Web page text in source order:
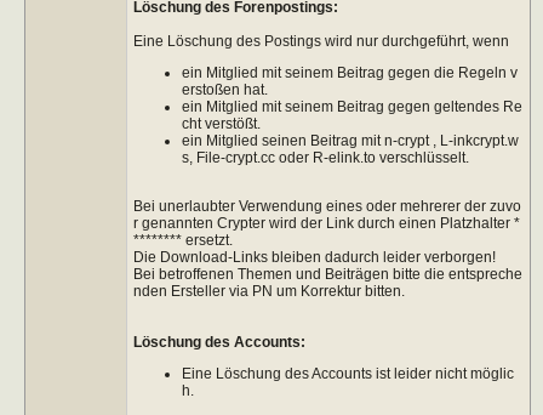
Löschung des Forenpostings:
Eine Löschung des Postings wird nur durchgeführt, wenn
ein Mitglied mit seinem Beitrag gegen die Regeln v
erstoßen hat.
ein Mitglied mit seinem Beitrag gegen geltendes Re
cht verstößt.
ein Mitglied seinen Beitrag mit n-crypt , L-inkcrypt.w
s, File-crypt.cc oder R-elink.to verschlüsselt.
Bei unerlaubter Verwendung eines oder mehrerer der zuvo
r genannten Crypter wird der Link durch einen Platzhalter *
******** ersetzt.
Die Download-Links bleiben dadurch leider verborgen!
Bei betroffenen Themen und Beiträgen bitte die entspreche
nden Ersteller via PN um Korrektur bitten.
Löschung des Accounts:
Eine Löschung des Accounts ist leider nicht möglic
h.